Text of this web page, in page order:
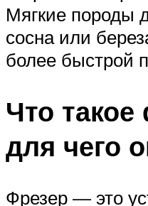
Мягкие породы
сосна или
более быстрой
Что
для чего
Фрезер — это